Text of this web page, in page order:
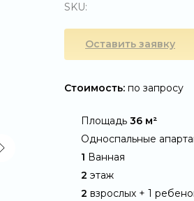
SKU:
Оставить заявку
Стоимость: по запросу
Площадь 36 м²
Односпальные
1 Ванная
2 этаж
2 взрослых + 1